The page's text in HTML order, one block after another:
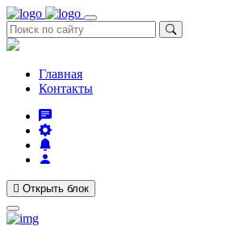
Главная
Контакты
Открыть блок